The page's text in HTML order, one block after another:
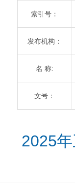
索引号：
发布机构：
名 称:
文号：
2025